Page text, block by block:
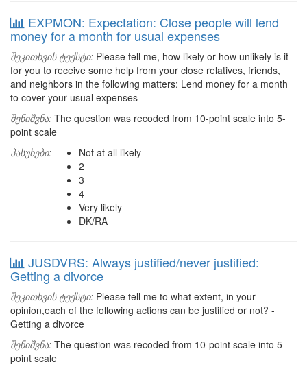
EXPMON: Expectation: Close people will lend
money for a month for usual expenses
შეკითხვის ტექსტი: Please tell me, how likely or how unlikely is it
for you to receive some help from your close relatives, friends,
and neighbors in the following matters: Lend money for a month
to cover your usual expenses
შენიშვნა: The question was recoded from 10-point scale into 5-
point scale
პასუხები:
Not at all likely
2
3
4
Very likely
DK/RA
JUSDVRS: Always justified/never justified:
Getting a divorce
შეკითხვის ტექსტი: Please tell me to what extent, in your
opinion,each of the following actions can be justified or not? -
Getting a divorce
შენიშვნა: The question was recoded from 10-point scale into 5-
point scale